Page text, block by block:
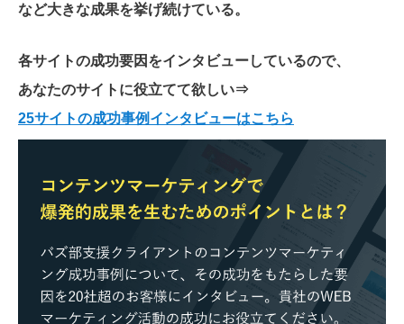
など大きな成果を挙げ続けている。
各サイトの成功要因をインタビューしているので、
あなたのサイトに役立てて欲しい⇒
25サイトの成功事例インタビューはこちら